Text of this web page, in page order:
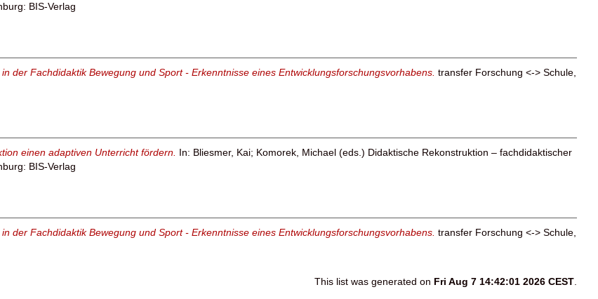
BIS-Verlag
der Fachdidaktik Bewegung und Sport - Erkenntnisse eines Entwicklungsforschungsvorhabens. transfer Forschung <-> Schule,
einen adaptiven Unterricht fördern. In: Bliesmer, Kai; Komorek, Michael (eds.) Didaktische Rekonstruktion – fachdidaktischer
BIS-Verlag
der Fachdidaktik Bewegung und Sport - Erkenntnisse eines Entwicklungsforschungsvorhabens. transfer Forschung <-> Schule,
This list was generated on Fri Aug 7 14:42:01 2026 CEST.